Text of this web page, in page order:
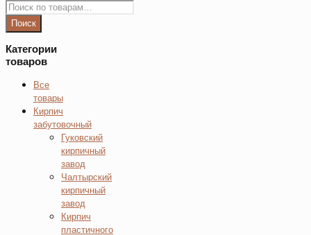
Поиск
Категории
товаров
Все
товары
Кирпич
забутовочный
Гуковский
кирпичный
завод
Чалтырский
кирпичный
завод
Кирпич
пластичного